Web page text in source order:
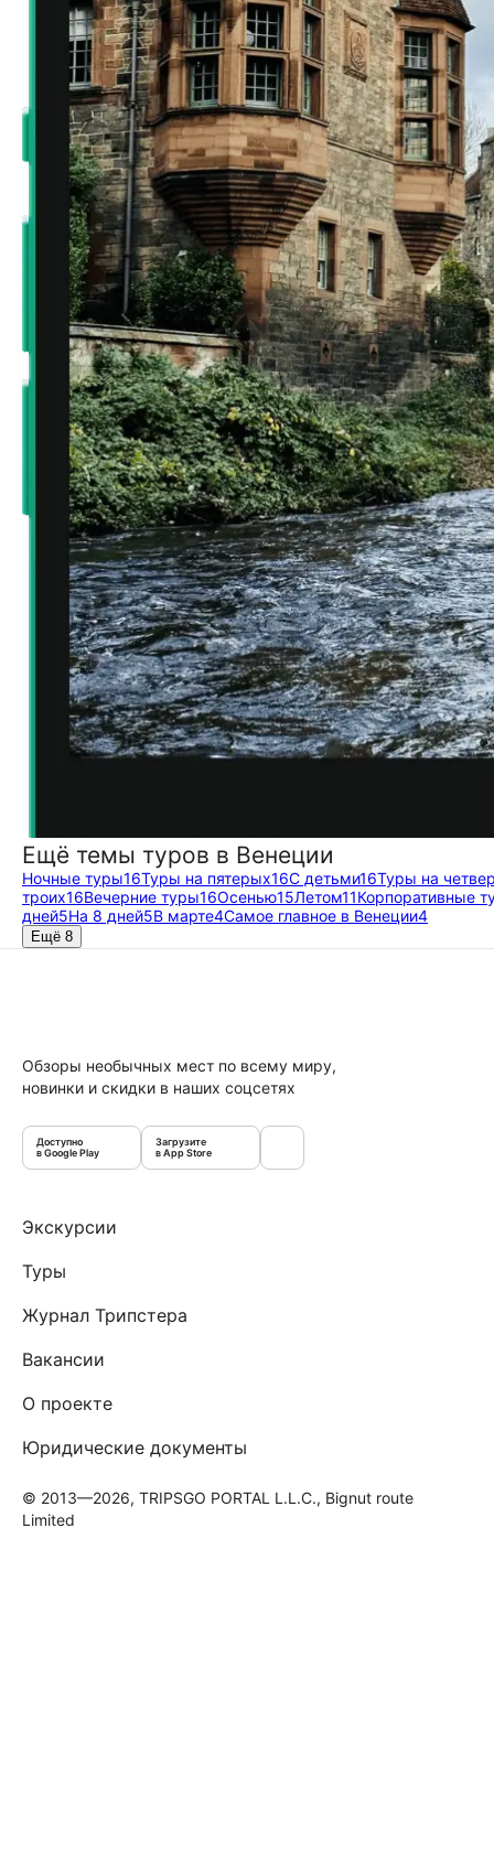
Ещё темы туров в Венеции
Ночные туры16Туры на пятерых16С детьми16Туры на
троих16Вечерние туры16Осенью15Летом11Корпоративные
дней5На 8 дней5В марте4Самое главное в Венеции4
Ещё 8
Обзоры необычных мест по всему миру,
новинки и скидки в наших соцсетях
Доступно
в Google Play
Загрузите
в App Store
Экскурсии
Туры
Журнал Трипстера
Вакансии
О проекте
Юридические документы
© 2013—2026, TRIPSGO PORTAL L.L.C., Bignut route
Limited